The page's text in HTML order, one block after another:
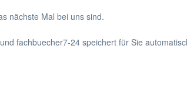
nächste Mal bei uns sind.
fachbuecher7-24 speichert für Sie